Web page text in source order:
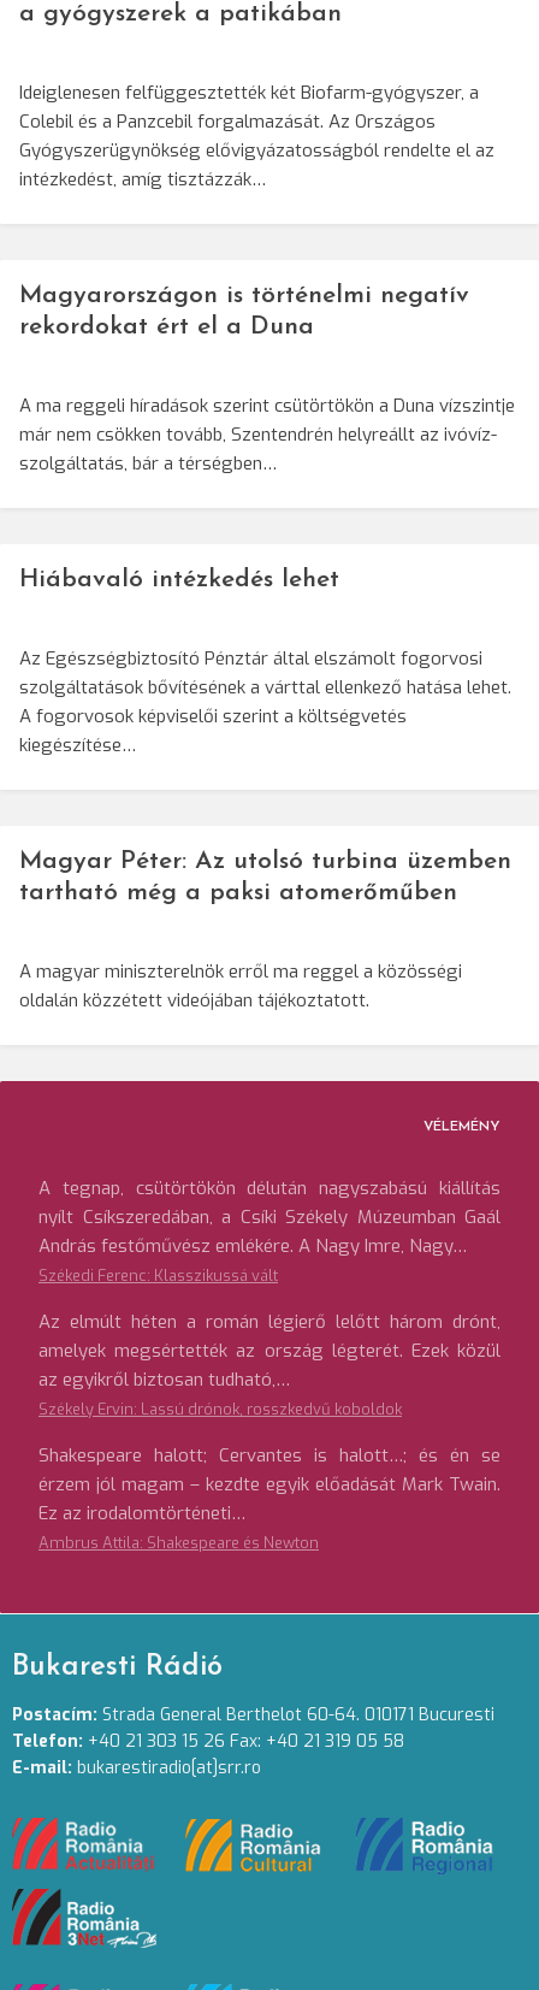
a gyógyszerek a patikában
Ideiglenesen felfüggesztették két Biofarm-gyógyszer, a
Colebil és a Panzcebil forgalmazását. Az Országos
Gyógyszerügynökség elővigyázatosságból rendelte el az
intézkedést, amíg tisztázzák…
Magyarországon is történelmi negatív
rekordokat ért el a Duna
A ma reggeli híradások szerint csütörtökön a Duna vízszintje
már nem csökken tovább, Szentendrén helyreállt az ivóvíz-
szolgáltatás, bár a térségben…
Hiábavaló intézkedés lehet
Az Egészségbiztosító Pénztár által elszámolt fogorvosi
szolgáltatások bővítésének a várttal ellenkező hatása lehet.
A fogorvosok képviselői szerint a költségvetés
kiegészítése…
Magyar Péter: Az utolsó turbina üzemben
tartható még a paksi atomerőműben
A magyar miniszterelnök erről ma reggel a közösségi
oldalán közzétett videójában tájékoztatott.
VÉLEMÉNY
A tegnap, csütörtökön délután nagyszabású kiállítás
nyílt Csíkszeredában, a Csíki Székely Múzeumban Gaál
András festőművész emlékére. A Nagy Imre, Nagy…
Székedi Ferenc: Klasszikussá vált
Az elmúlt héten a román légierő lelőtt három drónt,
amelyek megsértették az ország légterét. Ezek közül
az egyikről biztosan tudható,…
Székely Ervin: Lassú drónok, rosszkedvű koboldok
Shakespeare halott; Cervantes is halott…; és én se
érzem jól magam – kezdte egyik előadását Mark Twain.
Ez az irodalomtörténeti…
Ambrus Attila: Shakespeare és Newton
Bukaresti Rádió
Postacím: Strada General Berthelot 60-64. 010171 Bucuresti
Telefon: +40 21 303 15 26 Fax: +40 21 319 05 58
E-mail: bukarestiradio[at]srr.ro